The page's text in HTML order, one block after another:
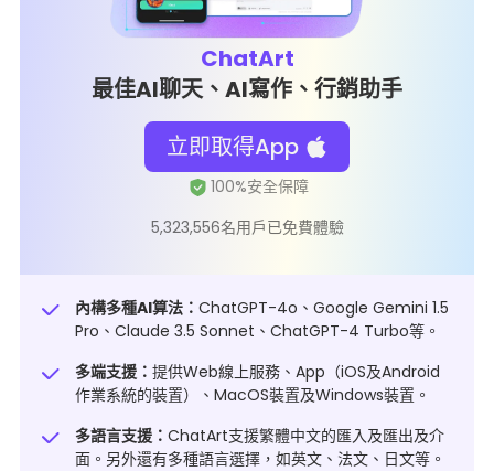
ChatArt
最佳AI聊天、AI寫作、行銷助手
立即取得App
5,323,556名用戶已免費體驗
內構多種AI算法： ChatGPT-4o、Google Gemini 1.5
Pro、Claude 3.5 Sonnet、ChatGPT-4 Turbo等。
多端支援： 提供Web線上服務、App（iOS及Android
作業系統的裝置）、MacOS裝置及Windows裝置。
多語言支援： ChatArt支援繁體中文的匯入及匯出及介
面。另外還有多種語言選擇，如英文、法文、日文等。